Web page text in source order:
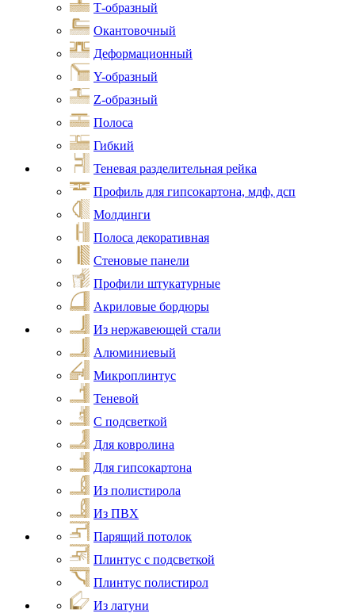
Т-образный
Окантовочный
Деформационный
Y-образный
Z-образный
Полоса
Гибкий
Теневая разделительная рейка
Профиль для гипсокартона, мдф, дсп
Молдинги
Полоса декоративная
Стеновые панели
Профили штукатурные
Акриловые бордюры
Из нержавеющей стали
Алюминиевый
Микроплинтус
Теневой
С подсветкой
Для ковролина
Для гипсокартона
Из полистирола
Из ПВХ
Парящий потолок
Плинтус с подсветкой
Плинтус полистирол
Из латуни